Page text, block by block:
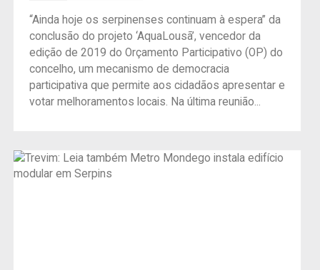
“Ainda hoje os serpinenses continuam à espera” da
conclusão do projeto ‘AquaLousã’, vencedor da
edição de 2019 do Orçamento Participativo (OP) do
concelho, um mecanismo de democracia
participativa que permite aos cidadãos apresentar e
votar melhoramentos locais. Na última reunião...